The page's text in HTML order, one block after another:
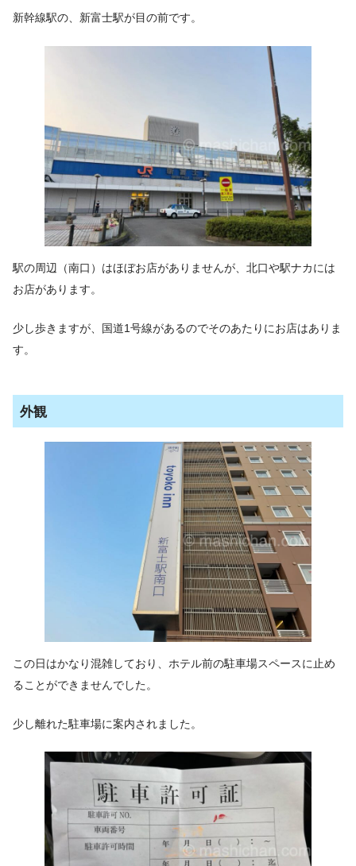
新幹線駅の、新富士駅が目の前です。
駅の周辺（南口）はほぼお店がありませんが、北口や駅ナカには
お店があります。
少し歩きますが、国道1号線があるのでそのあたりにお店はありま
す。
外観
この日はかなり混雑しており、ホテル前の駐車場スペースに止め
ることができませんでした。
少し離れた駐車場に案内されました。